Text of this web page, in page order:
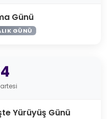
Günü
GÜNÜ
Yürüyüş Günü